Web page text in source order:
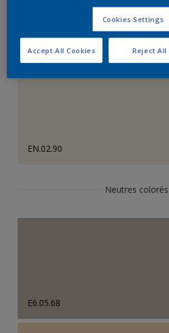
Le Blanc Parfait
EN.02.90
Neutres colorés
E6.05.68
Cookies Settings
Reject All
Accept All Cookies